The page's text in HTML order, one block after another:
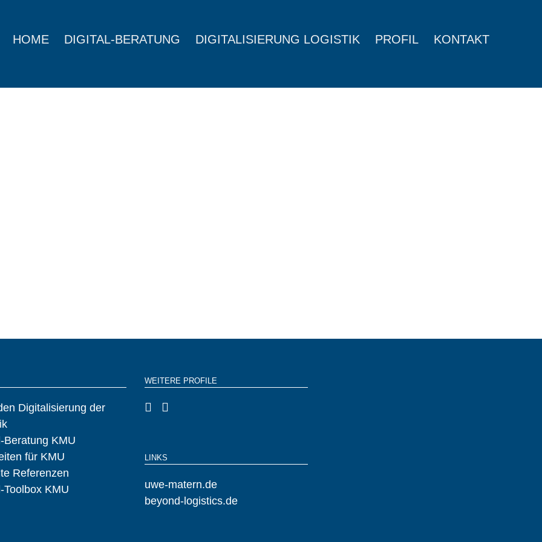
HOME DIGITAL-BERATUNG DIGITALISIERUNG LOGISTIK PROFIL KONTAKT
Digitalisierung der
Beratung KMU
für KMU
Referenzen
Toolbox KMU
WEITERE PROFILE
LINKS
uwe-matern.de
beyond-logistics.de